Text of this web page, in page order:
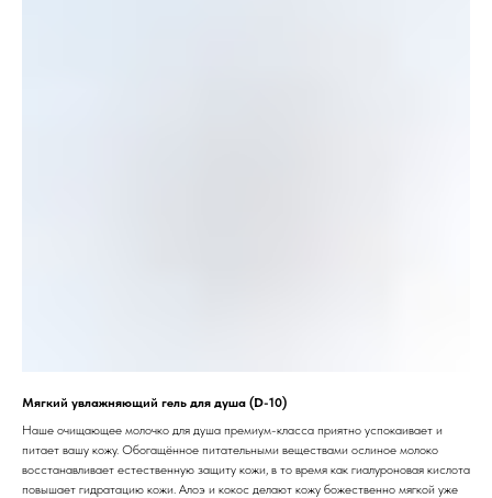
Мягкий увлажняющий гель для душа (D-10)
Наше очищающее молочко для душа премиум-класса приятно успокаивает и
питает вашу кожу. Обогащённое питательными веществами ослиное молоко
восстанавливает естественную защиту кожи, в то время как гиалуроновая кислота
повышает гидратацию кожи. Алоэ и кокос делают кожу божественно мягкой уже